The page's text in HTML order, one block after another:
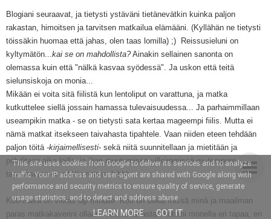
Blogiani seuraavat, ja tietysti ystäväni tietänevätkin kuinka paljon
rakastan, himoitsen ja tarvitsen matkailua elämääni. (Kyllähän ne tietysti
töissäkin huomaa että jahas, olen taas lomilla) ;) Reissusieluni on
kyltymätön... kai se on mahdollista?Ainakin sellainen sanonta on
olemassa kuin että "nälkä kasvaa syödessä". Ja uskon että teitä
sielunsiskoja on monia...
Mikään ei voita sitä fiilistä kun lentoliput on varattuna, ja matka
kutkuttelee siellä jossain hamassa tulevaisuudessa... Ja parhaimmillaan
useampikin matka - se on tietysti sata kertaa mageempi fiilis. Mutta ei
nämä matkat itsekseen taivahasta tipahtele. Vaan niiden eteen tehdään
paljon töitä -kirjaimellisesti- sekä niitä suunnitellaan ja mietitään ja
pohditaan aika lailla, ja ihan muutamissa villeimmissä ex-tempore
tapauksissa ei mitään noista, hihhh.
Koti-ikävä on vieras laji minulle. Koti on siellä missä minä ja maailman
paras matkakaverini ollaan. Vaikka rakastan kotiani monella eri tapaa, en
This site uses cookies from Google to deliver its services and to analyze
traffic. Your IP address and user-agent are shared with Google along with
performance and security metrics to ensure quality of service, generate
usage statistics, and to detect and address abuse.
LEARN MORE GOT IT